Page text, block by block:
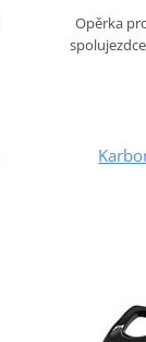
Opěrka